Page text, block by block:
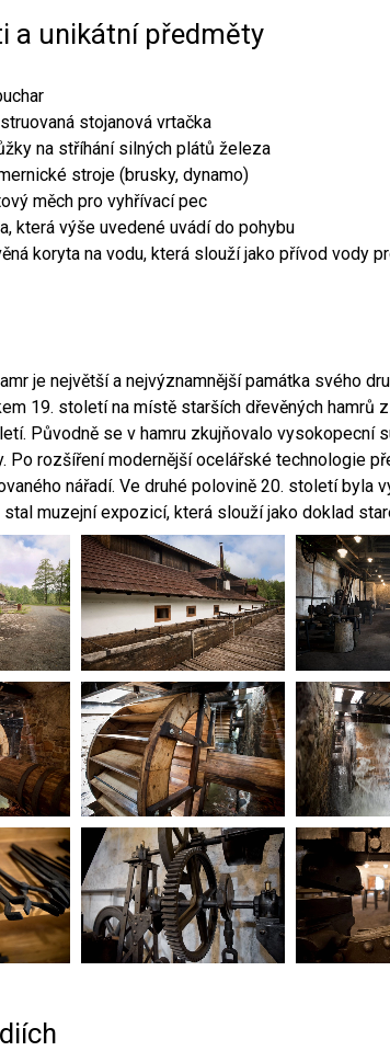
a unikátní předměty
stojanová vrtačka
na stříhání silných plátů železa
stroje (brusky, dynamo)
měch pro vyhřívací pec
která výše uvedené uvádí do pohybu
koryta na vodu, která slouží jako přívod vody
je největší a nejvýznamnější památka svého
19. století na místě starších dřevěných hamrů
Původně se v hamru zkujňovalo vysokopecní
Po rozšíření modernější ocelářské technologie
nářadí. Ve druhé polovině 20. století byla
muzejní expozicí, která slouží jako doklad